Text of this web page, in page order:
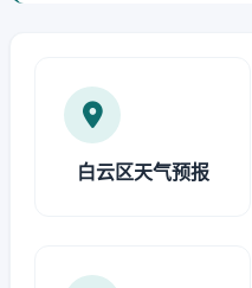
白云区天气预报